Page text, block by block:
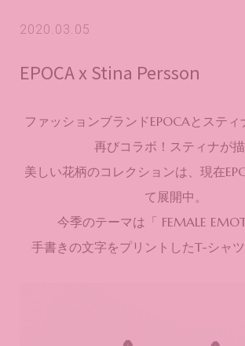
2020.03.05
EPOCA x Stina Persson
ファッションブランドEPOCAとステ
再びコラボ！スティナが描
美しい花柄のコレクションは、現在
て展開中。
今季のテーマは「 FEMALE
手書きの文字をプリントしたT-シャツ